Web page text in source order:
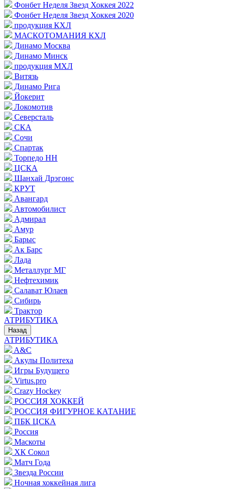
Фонбет Неделя Звезд Хоккея 2022
Фонбет Неделя Звезд Хоккея 2020
продукция КХЛ
МАСКОТОМАНИЯ КХЛ
Динамо Москва
Динамо Минск
продукция МХЛ
Витязь
Динамо Рига
Йокерит
Локомотив
Северсталь
СКА
Сочи
Спартак
Торпедо НН
ЦСКА
Шанхай Дрэгонс
КРУТ
Авангард
Автомобилист
Адмирал
Амур
Барыс
Ак Барс
Лада
Металлург МГ
Нефтехимик
Салават Юлаев
Сибирь
Трактор
АТРИБУТИКА
Назад
АТРИБУТИКА
A&C
Акулы Политеха
Игры Будущего
Virtus.pro
Crazy Hockey
РОССИЯ ХОККЕЙ
РОССИЯ ФИГУРНОЕ КАТАНИЕ
ПБК ЦСКА
Россия
Маскоты
ХК Сокол
Матч Года
Звезда России
Ночная хоккейная лига